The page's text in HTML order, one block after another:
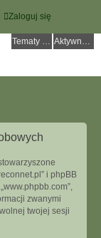
Zaloguj się
Tematy bez odpowiedzi Aktywne tematy
i phpBB
zwanymi
twojej sesji